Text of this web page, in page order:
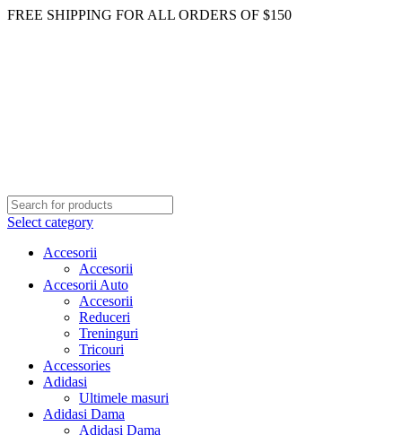
FREE SHIPPING FOR ALL ORDERS OF $150
Select category
Accesorii
Accesorii
Accesorii Auto
Accesorii
Reduceri
Treninguri
Tricouri
Accessories
Adidasi
Ultimele masuri
Adidasi Dama
Adidasi Dama